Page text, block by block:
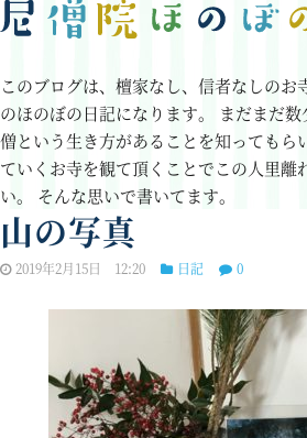
このブログは、檀家なし、信者なしのお
のほのぼの日記になります。 まだまだ
僧という生き方があることを知ってもら
ていくお寺を観て頂くことでこの人里離
い。 そんな思いで書いてます。
山の写真
2019年2月15日 12:20 日記 0